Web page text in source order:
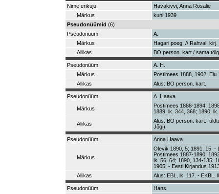
Nime erikuju
Havakivvi, Anna Rosalie
Märkus
kuni 1939
Pseudonüümid (6)
Pseudonüüm
A.
Märkus
Hagari poeg. // Rahval.
Allikas
BO person. kart./ sama
Pseudonüüm
A. H.
Märkus
Postimees 1888, 1902;
Allikas
Alus: BO person. kart.
Pseudonüüm A. Haava
Märkus
Postimees 1888-1894;
1889, lk. 344, 368; 1890,
Allikas
Alus: BO person. kart.;
Jõgi).
Pseudonüüm Anna Haava
Märkus
Olevik 1890, 5; 1891, 15. -
Postimees 1887-1890;
lk. 56, 64; 1890, 134-135;
1905. - Eesti Kirjandus
Allikas
Alus: EBL, lk. 117. - EKBL,
Pseudonüüm Hans